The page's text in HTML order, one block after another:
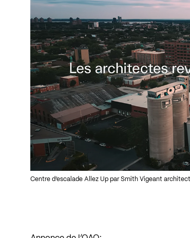
Centre d’escalade Allez Up par Smith Vigeant